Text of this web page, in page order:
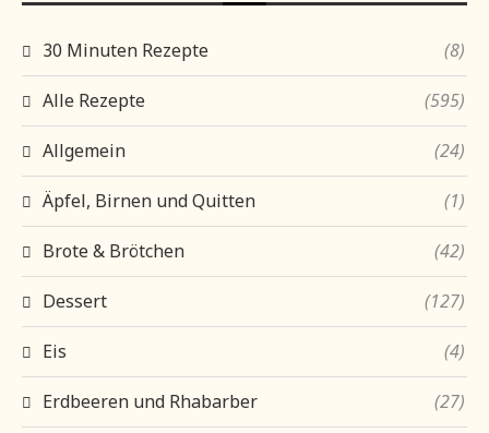
30 Minuten Rezepte (8)
Alle Rezepte (595)
Allgemein (24)
Äpfel, Birnen und Quitten (1)
Brote & Brötchen (42)
Dessert (127)
Eis (4)
Erdbeeren und Rhabarber (27)